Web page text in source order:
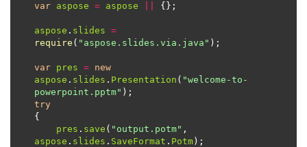
var aspose = aspose
aspose . slides =
require ( "aspose.slides.via.java"
var pres = new
aspose . slides . Presentation ( "welcome-to-
powerpoint.pptm"
try
pres . save ( "output.potm"
aspose . slides . SaveFormat . Potm